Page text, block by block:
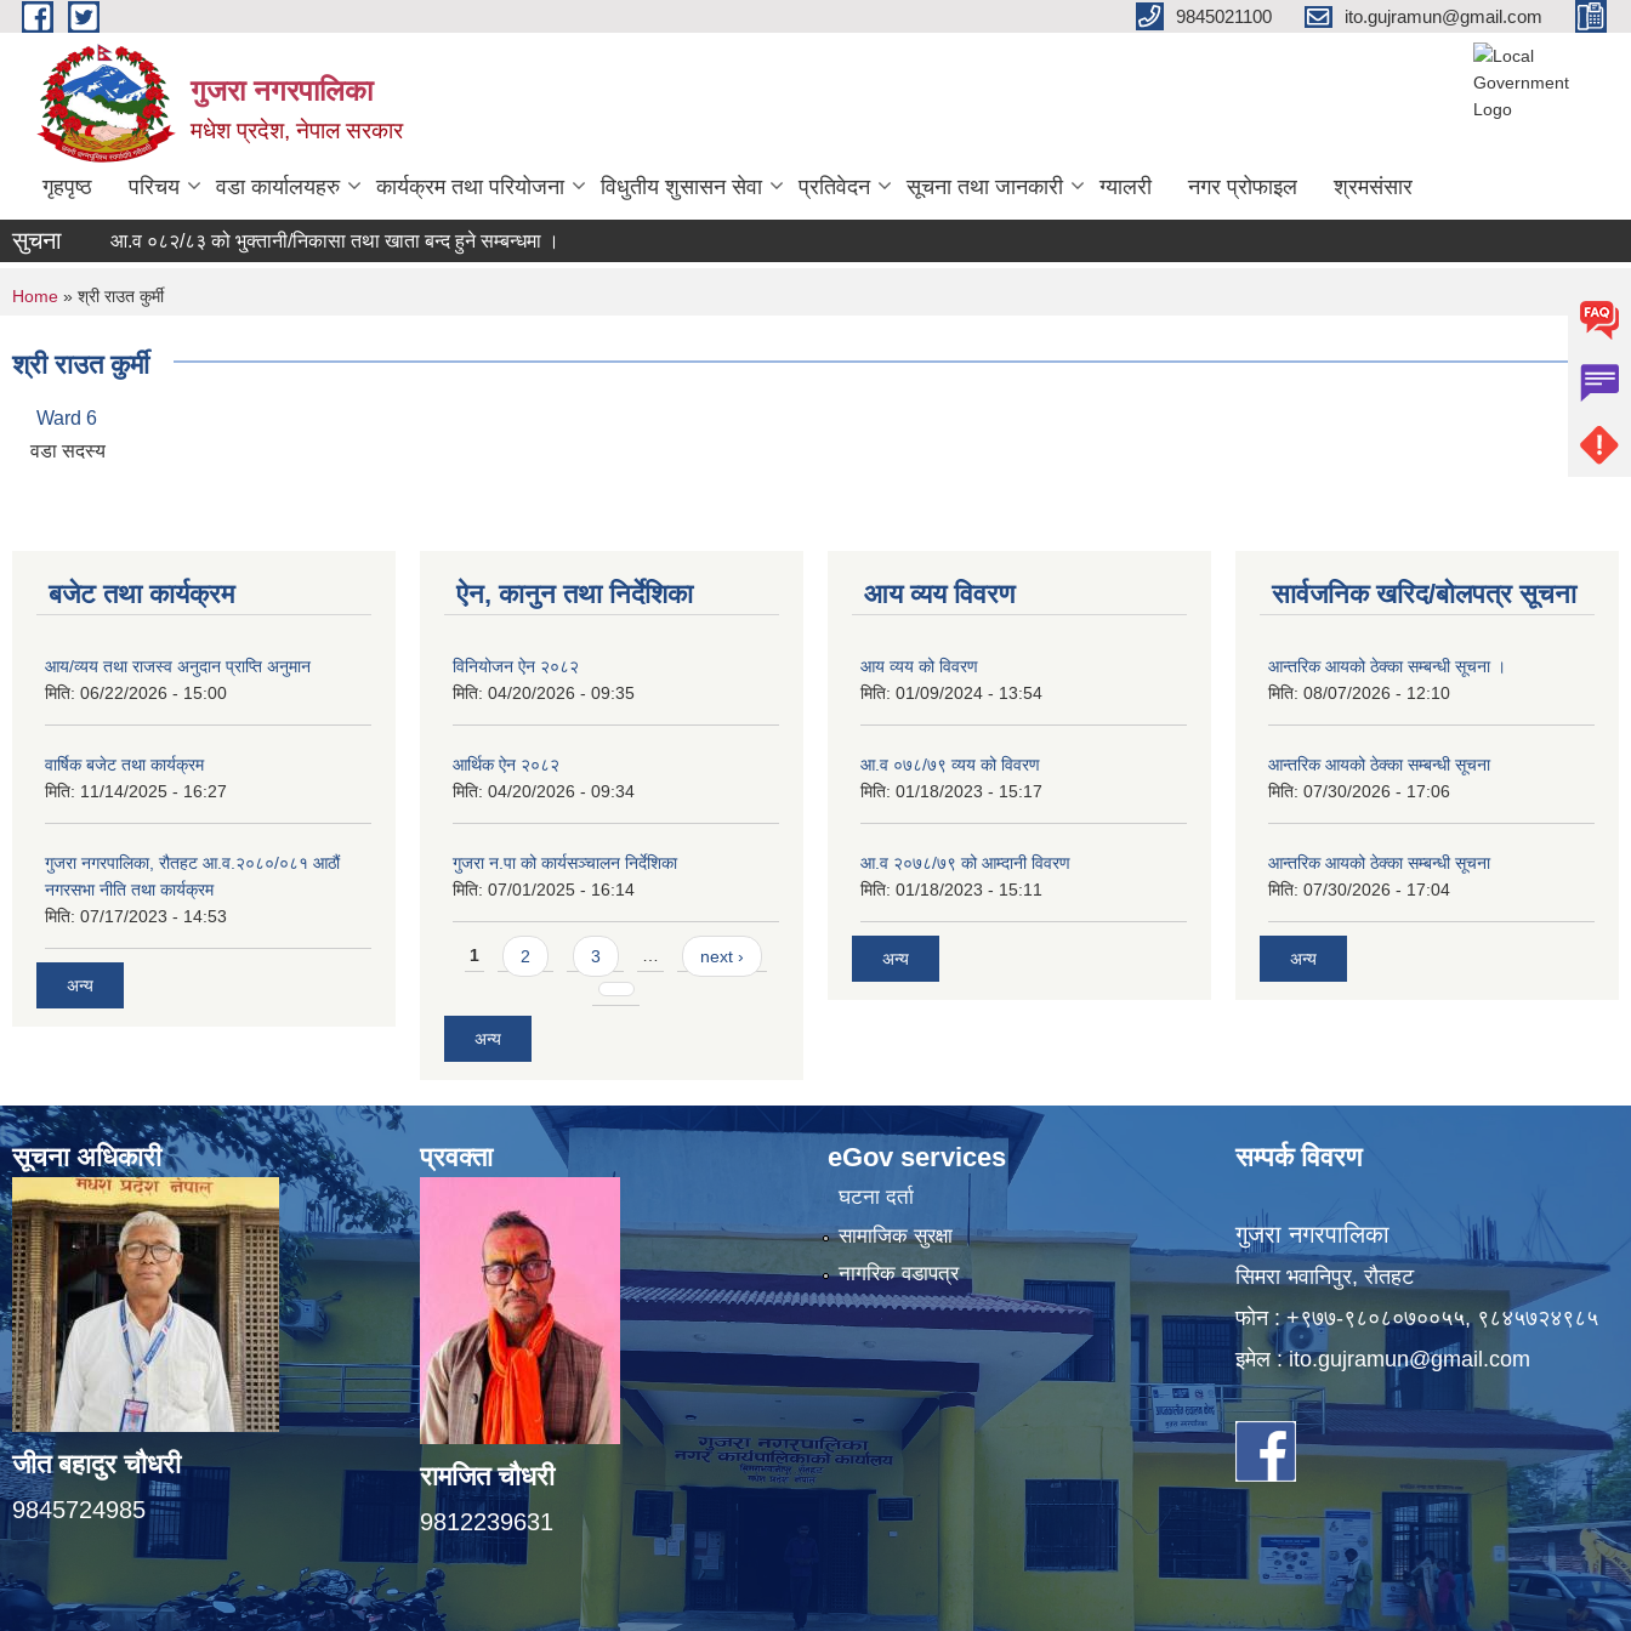
Skip to main content 9845021100 ito.gujramun@gmail.com
गुजरा नगरपालिका
मधेश प्रदेश, नेपाल सरकार
गृहपृष्ठ परिचय वडा कार्यालयहरु कार्यक्रम तथा परियोजना विधुतीय शुसासन सेवा प्रतिवेदन सूचना तथा जानकारी ग्यालरी नगर प्रोफाइल श्रमसंसार
सुचना आ.व ०८२/८३ को भु्क्तानी/निकासा तथा खाता बन्द हुने सम्बन्धमा ।
You are here
Home » श्री राउत कुर्मी
श्री राउत कुर्मी
Ward 6
वडा सदस्य
बजेट तथा कार्यक्रम
आय/व्यय तथा राजस्व अनुदान प्राप्ति अनुमान
मिति: 06/22/2026 - 15:00
वार्षिक बजेट तथा कार्यक्रम
मिति: 11/14/2025 - 16:27
गुजरा नगरपालिका, रौतहट आ.व.२०८०/०८१ आठौं
नगरसभा नीति तथा कार्यक्रम
मिति: 07/17/2023 - 14:53
अन्य
ऐन, कानुन तथा निर्देशिका
विनियोजन ऐन २०८२
मिति: 04/20/2026 - 09:35
आर्थिक ऐन २०८२
मिति: 04/20/2026 - 09:34
गुजरा न.पा को कार्यसञ्चालन निर्देशिका
मिति: 07/01/2025 - 16:14
Pages
1 2 3 … next ›
अन्य
आय व्यय विवरण
आय व्यय को विवरण
मिति: 01/09/2024 - 13:54
आ.व ०७८/७९ व्यय को विवरण
मिति: 01/18/2023 - 15:17
आ.व २०७८/७९ को आम्दानी विवरण
मिति: 01/18/2023 - 15:11
अन्य
सार्वजनिक खरिद/बोलपत्र सूचना
आन्तरिक आयको ठेक्का सम्बन्धी सूचना ।
मिति: 08/07/2026 - 12:10
आन्तरिक आयको ठेक्का सम्बन्धी सूचना
मिति: 07/30/2026 - 17:06
आन्तरिक आयको ठेक्का सम्बन्धी सूचना
मिति: 07/30/2026 - 17:04
अन्य
सूचना अधिकारी
जीत बहादुर चाैधरी
9845724985
प्रवक्ता
रामजित चौधरी
9812239631
eGov services
घटना दर्ता
सामाजिक सुरक्षा
नागरिक वडापत्र
सम्पर्क विवरण
गुजरा नगरपालिका
सिमरा भवानिपुर, राैतहट
फाेन : +९७७-९८०८०७००५५, ९८४५७२४९८५
इमेल :ito.gujramun@gmail.com